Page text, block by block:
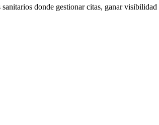
donde gestionar citas, ganar